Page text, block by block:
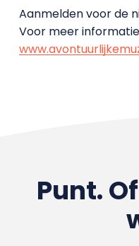
Aanmelden voor de
Voor meer
Punt.